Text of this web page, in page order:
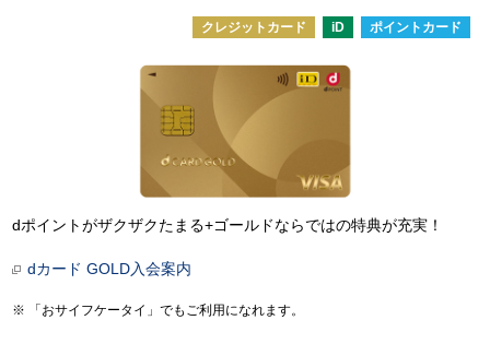
クレジットカード iD ポイントカード
dポイントがザクザクたまる+ゴールドならではの特典が充実！
dカード GOLD入会案内
「おサイフケータイ」でもご利用になれます。